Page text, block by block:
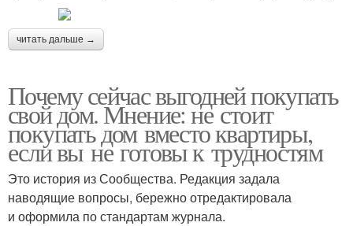
читать дальше →
Почему сейчас выгодней покупать
свой дом. Мнение: не стоит
покупать дом вместо квартиры,
если вы не готовы к трудностям
Это история из Сообщества. Редакция задала
наводящие вопросы, бережно отредактировала
и оформила по стандартам журнала.